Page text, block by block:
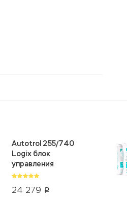
24 279 p
Autotrol 255/740
Logix блок
управления